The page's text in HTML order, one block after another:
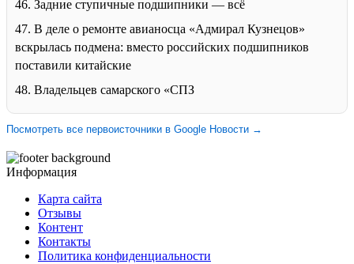
46. Задние ступичные подшипники — всё
47. В деле о ремонте авианосца «Адмирал Кузнецов»
вскрылась подмена: вместо российских подшипников
поставили китайские
48. Владельцев самарского «СПЗ
Посмотреть все первоисточники в Google Новости →
Информация
Карта сайта
Отзывы
Контент
Контакты
Политика конфиденциальности